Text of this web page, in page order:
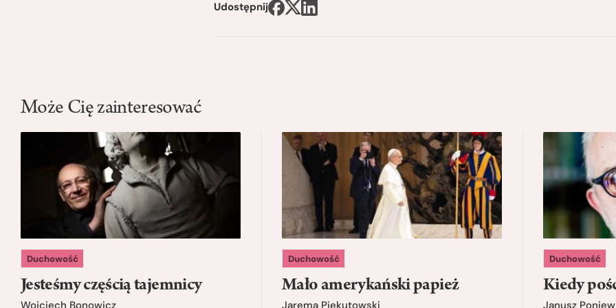
Udostępnij
Może Cię zainteresować
Duchowość
Jesteśmy częścią tajemnicy
Wojciech Bonowicz
Duchowość
Mało amerykański papież
Jarema Piekutowski
Duchowość
Kiedy
Janusz